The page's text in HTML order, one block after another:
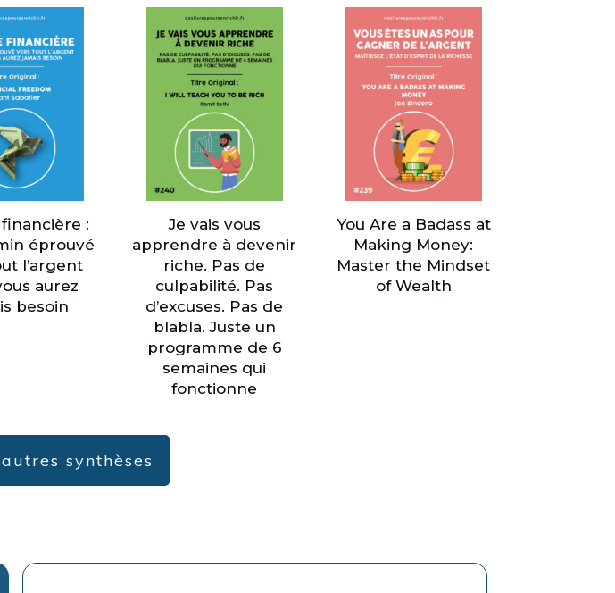
:
éprouvé
l’argent
aurez
besoin
Je vais vous
apprendre à devenir
riche. Pas de
culpabilité. Pas
d’excuses. Pas de
blabla. Juste un
programme de 6
semaines qui
fonctionne
You Are a Badass at
Making Money:
Master the Mindset
of Wealth
synthèses